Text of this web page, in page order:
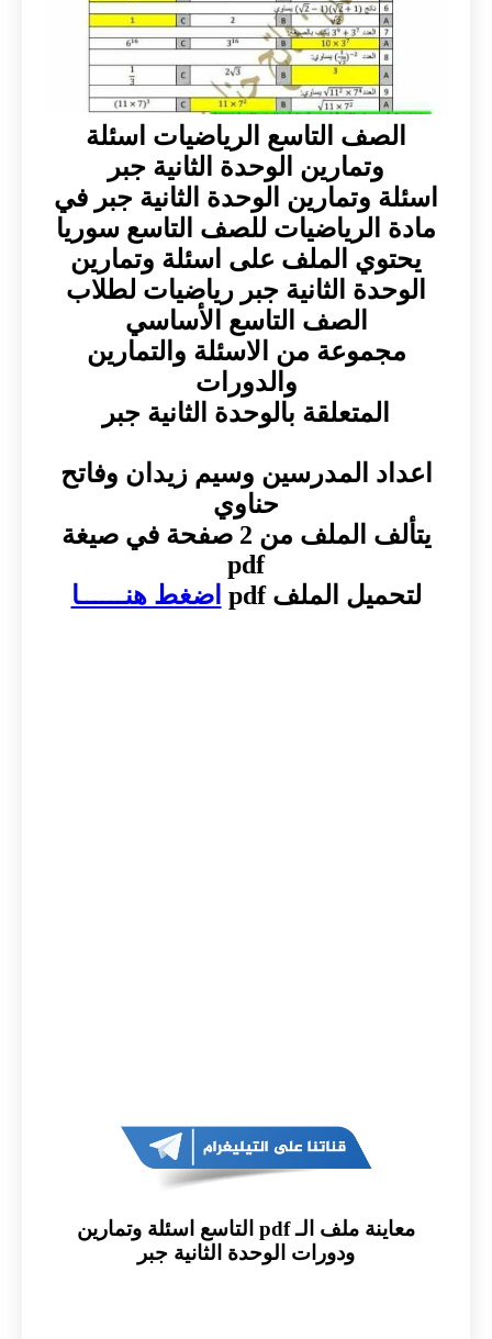
الصف التاسع الرياضيات اسئلة
وتمارين الوحدة الثانية جبر
اسئلة وتمارين الوحدة الثانية جبر في
مادة الرياضيات للصف التاسع سوريا
يحتوي الملف على اسئلة وتمارين
الوحدة الثانية جبر رياضيات لطلاب
الصف التاسع الأساسي
مجموعة من الاسئلة والتمارين
والدورات
المتعلقة بالوحدة الثانية جبر
اعداد المدرسين وسيم زيدان وفاتح
حناوي
يتألف الملف من 2 صفحة في صيغة
pdf
لتحميل الملف pdf
اضغط هنــــــا
معاينة ملف الـ pdf التاسع اسئلة وتمارين
ودورات الوحدة الثانية جبر